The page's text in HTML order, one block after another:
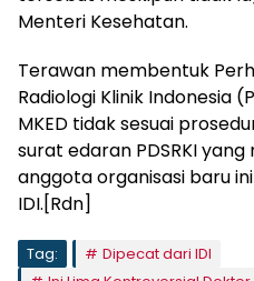
Menteri Kesehatan.
Terawan membentuk
Radiologi Klinik Indonesia
MKED tidak sesuai
surat edaran PDSRKI
anggota organisasi baru
IDI.[Rdn]
Tag:
Dipecat dari IDI